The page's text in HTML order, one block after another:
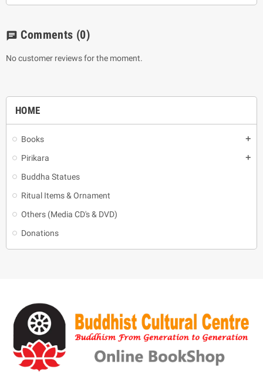
HOME
Books add
Pirikara add
Buddha Statues
Ritual Items & Ornament
Others (Media CD's & DVD)
Donations
chat Comments (0)
No customer reviews for the moment.